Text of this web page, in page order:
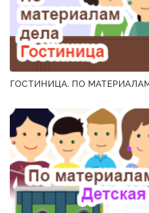
ГОСТИНИЦА. ПО